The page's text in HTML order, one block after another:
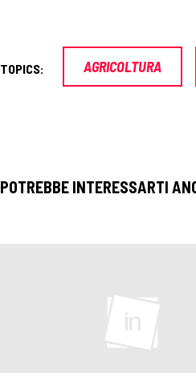
TOPICS: AGRICOLTURA
POTREBBE INTERESSARTI